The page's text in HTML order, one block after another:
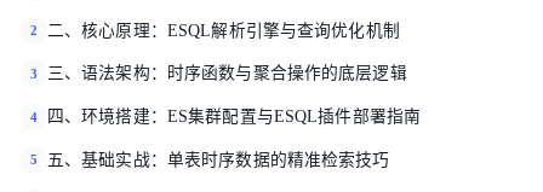
2 二、核心原理：ESQL解析引擎与查询优化机制
3 三、语法架构：时序函数与聚合操作的底层逻辑
4 四、环境搭建：ES集群配置与ESQL插件部署指南
5 五、基础实战：单表时序数据的精准检索技巧